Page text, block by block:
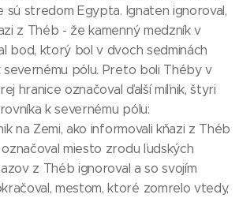
sú stredom Egypta. Ignaten ignoroval,
z Théb - že kamenný medzník v
bod, ktorý bol v dvoch sedminách
pólu. Preto boli Théby v
hranice označoval ďalší míľnik, štyri
k severnému pólu:
na Zemi, ako informovali kňazi z Théb
miesto zrodu ľudských
z Théb ignoroval a so svojím
mestom, ktoré zomrelo vtedy,